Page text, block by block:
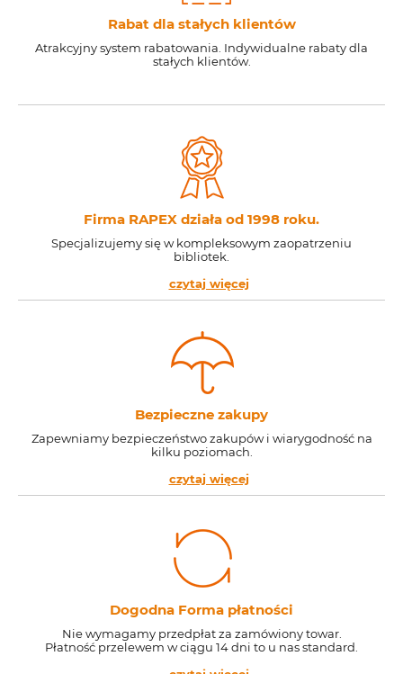
Rabat dla stałych klientów
Atrakcyjny system rabatowania. Indywidualne rabaty dla
stałych klientów.
Firma RAPEX działa od 1998 roku.
Specjalizujemy się w kompleksowym zaopatrzeniu
bibliotek.
czytaj więcej
Bezpieczne zakupy
Zapewniamy bezpieczeństwo zakupów i wiarygodność na
kilku poziomach.
czytaj więcej
Dogodna Forma płatności
Nie wymagamy przedpłat za zamówiony towar.
Płatność przelewem w ciągu 14 dni to u nas standard.